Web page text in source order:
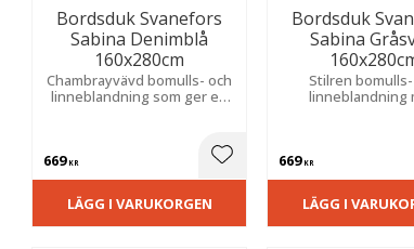
Bordsduk Svanefors
Sabina Denimblå
160x280cm
Chambrayvävd bomulls- och
linneblandning som ger en
atmosfär till både vardagliga
och festliga måltider.
669KR Lägg till i favoriter
LÄGG I VARUKORGEN
Bordsduk
Sabina
Stilren
linneblandning
bra till vardagliga
som till festliga
669KR
LÄGG I